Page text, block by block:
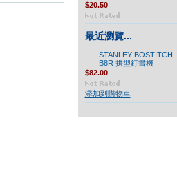
$20.50
最近瀏覽...
STANLEY BOSTITCH
B8R 拱型釘書機
$82.00
添加到購物車